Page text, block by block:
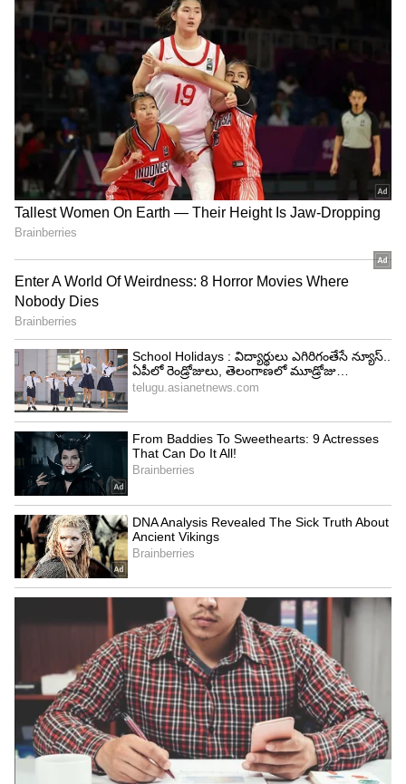
Related Articles
WhatsApp Plus Features: వాట్సాప్ ప్లస్
సబ్‌స్క్రిప్షన్.. నెలకు ₹79 పే చేస్తే వచ్చే 6 సూపర్ ఫీచర్లు
ఏంటో తెలుసా?
Ghost Village Mystery: ఒక్క రాత్రిలో మాయమైన
గ్రామం.. ఘోస్ట్ విలేజ్ కుల్ధారా మిస్టరీ ఇదే !
3
Image Credit : Getty
సేవ్ చేసిన వెర్‌బ్రగ్గన్.. కానీ షూటౌట్ లో ఫెయిల్
విజయం చేతి దాకా వచ్చి చేజారిపోవడంతో నెదర్లాండ్స్
మైండ్ బ్లాక్ అయింది. ఎక్స్‌ట్రా టైమ్‌లో మొరాకో టీమ్ చాలా
సార్లు గోల్ పోస్ట్ దగ్గరకు దూసుకొచ్చింది. అయితే,
నెదర్లాండ్స్ గోల్ కీపర్ బార్ట్ వెర్‌బ్రగ్గన్ అద్భుతమైన సేవ్స్‌తో
టీమ్‌ను ఆదుకున్నాడు. దీంతో ఎక్స్‌ట్రా టైమ్‌లో కూడా
స్కోరు మారలేదు. అయితే, ఈ ఫామ్‌ను వెర్‌బ్రగ్గన్ పెనాల్టీ
షూటౌట్ లో కంటిన్యూ చేయలేకపోయాడు. షూటౌట్‌లో
నెదర్లాండ్స్ ఏకంగా మూడు కిక్‌లను మిస్ చేసి సెల్ఫ్ గోల్
చేసుకుంది. మొరాకో కూడా రెండు కిక్‌లను వేస్ట్ చేసుకున్నా,
నెదర్లాండ్స్ చేసిన తప్పులు వాళ్లకు ప్లస్ అయ్యాయి.